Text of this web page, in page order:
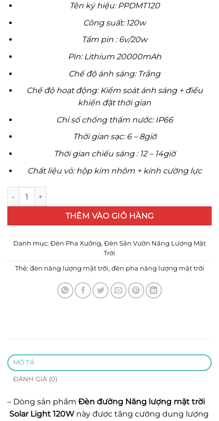
là:
1,800,000 ₫.
Tên ký hiệu: PPDMT120
Công suất: 120w
Tấm pin : 6v/20w
Pin: Lithium 20000mAh
Chế độ ánh sáng: Trắng
Chế độ hoạt động: Kiểm soát ánh sáng + điều
khiển đặt thời gian
Chỉ số chống thấm nước: IP66
Thời gian sạc: 6 – 8giờ
Thời gian chiếu sáng : 12 – 14giờ
Chất liệu vỏ: hộp kim nhôm + kính cường lực
Đèn Đường năng lượng 120w số lượng
THÊM VÀO GIỎ HÀNG
Danh mục: Đèn Pha Xưởng, Đèn Sân Vườn Năng Lượng Mặt
Trời
Thẻ: đèn năng lượng mặt trời, đèn pha năng lượng mặt trời
MÔ TẢ
ĐÁNH GIÁ (0)
– Dòng sản phẩm Đèn đường Năng lượng mặt trời
Solar Light 120W này được tăng cường dung lượng